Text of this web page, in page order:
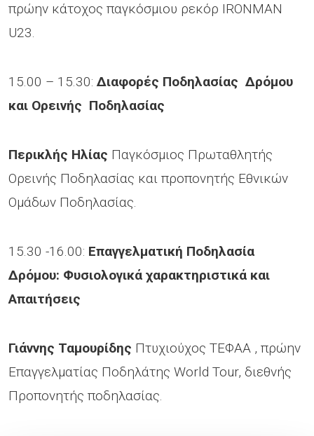
πρώην κάτοχος παγκόσμιου ρεκόρ IRONMAN
U23.
15.00 – 15.30: Διαφορές Ποδηλασίας Δρόμου
και Ορεινής Ποδηλασίας
Περικλής Ηλίας Παγκόσμιος Πρωταθλητής
Ορεινής Ποδηλασίας και προπονητής Εθνικών
Ομάδων Ποδηλασίας.
15.30 -16.00: Επαγγελματική Ποδηλασία
Δρόμου: Φυσιολογικά χαρακτηριστικά και
Απαιτήσεις
Γιάννης Ταμουρίδης Πτυχιούχος ΤΕΦΑΑ , πρώην
Επαγγελματίας Ποδηλάτης World Tour, διεθνής
Προπονητής ποδηλασίας.